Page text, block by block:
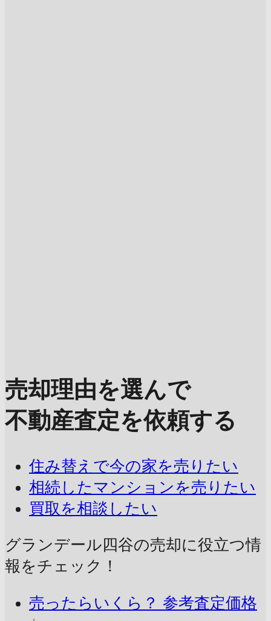
売却理由を選んで
不動産査定を依頼する
住み替えで今の家を売りたい
相続したマンションを売りたい
買取を相談したい
グランデール四谷の売却に役立つ情
報をチェック！
売ったらいくら？ 参考査定価格